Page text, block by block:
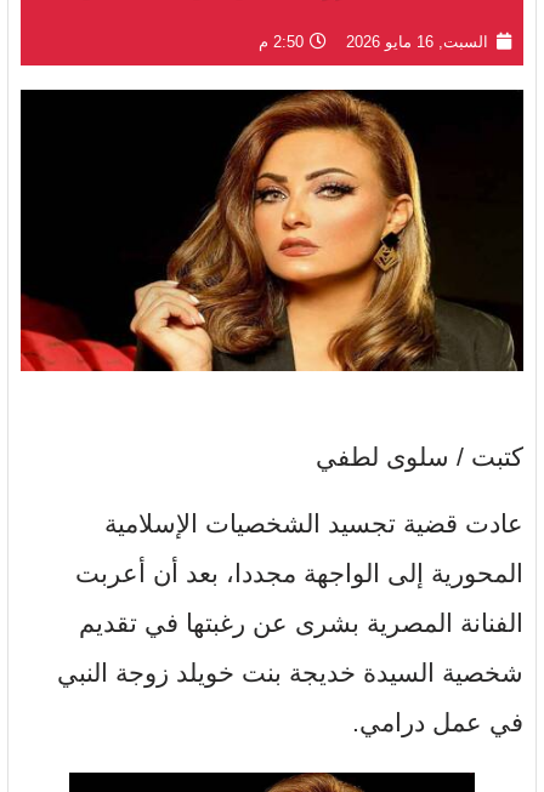
السبت, 16 مايو 2026 2:50 م
كتبت / سلوى لطفي
عادت قضية تجسيد الشخصيات الإسلامية
المحورية إلى الواجهة مجددا، بعد أن أعربت
الفنانة المصرية بشرى عن رغبتها في تقديم
شخصية السيدة خديجة بنت خويلد زوجة النبي
في عمل درامي.